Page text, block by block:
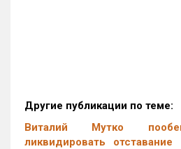
Другие публикации по теме:
Виталий Мутко
ликвидировать